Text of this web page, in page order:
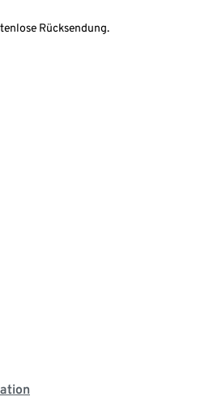
Rücksendung.